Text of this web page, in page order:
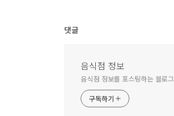
댓글
음식점 정보
음식점 정보를 포스팅하는 블로그
구독하기